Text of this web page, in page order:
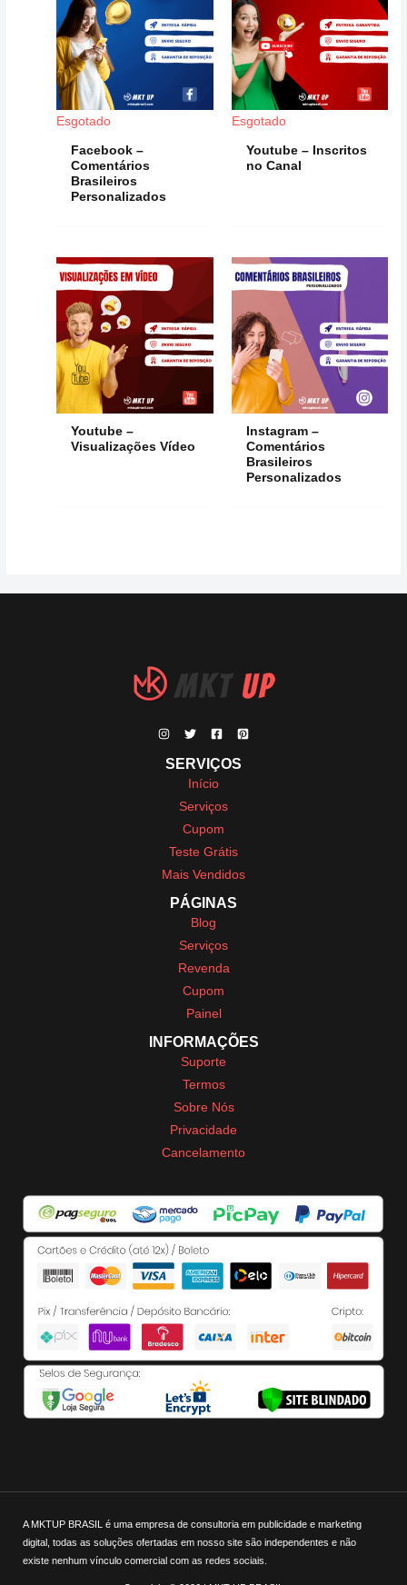
Esgotado
Facebook –
Comentários
Brasileiros
Personalizados
Esgotado
Youtube – Inscritos
no Canal
Youtube –
Visualizações Vídeo
Instagram –
Comentários
Brasileiros
Personalizados
SERVIÇOS
Início
Serviços
Cupom
Teste Grátis
Mais Vendidos
PÁGINAS
Blog
Serviços
Revenda
Cupom
Painel
INFORMAÇÕES
Suporte
Termos
Sobre Nós
Privacidade
Cancelamento
A MKTUP BRASIL é uma empresa de consultoria em publicidade e marketing
digital, todas as soluções ofertadas em nosso site são independentes e não
existe nenhum vínculo comercial com as redes sociais.